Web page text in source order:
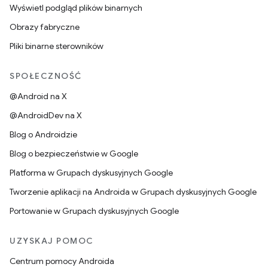
Wyświetl podgląd plików binarnych
Obrazy fabryczne
Pliki binarne sterowników
SPOŁECZNOŚĆ
@Android na X
@AndroidDev na X
Blog o Androidzie
Blog o bezpieczeństwie w Google
Platforma w Grupach dyskusyjnych Google
Tworzenie aplikacji na Androida w Grupach dyskusyjnych Google
Portowanie w Grupach dyskusyjnych Google
UZYSKAJ POMOC
Centrum pomocy Androida